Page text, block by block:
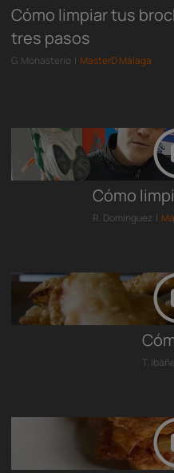
Cómo limpiar tus
tres pasos
G. Monasterio | MasterD Málaga
Cómo
R. Domínguez |
T.